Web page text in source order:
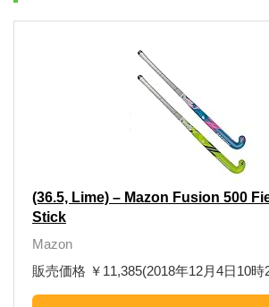
(36.5, Lime) – Mazon Fusion 500
Stick
Mazon
販売価格 ￥11,385(2018年12月4日10